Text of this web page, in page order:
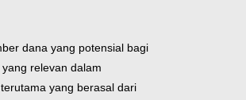
dana yang potensial bagi
relevan dalam
yang berasal dari